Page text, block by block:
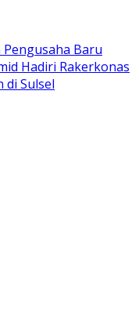
Baru
Hadiri Rakerkonas
di Sulsel